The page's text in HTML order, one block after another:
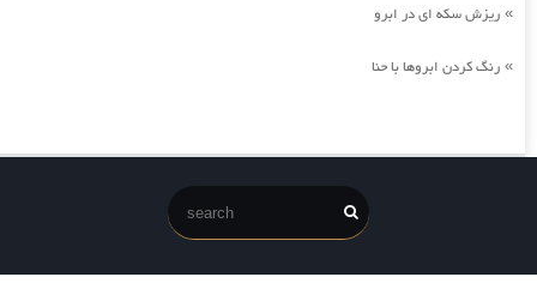
» ریزش سکه ای در ابرو
» رنگ کردن ابروها با حنا